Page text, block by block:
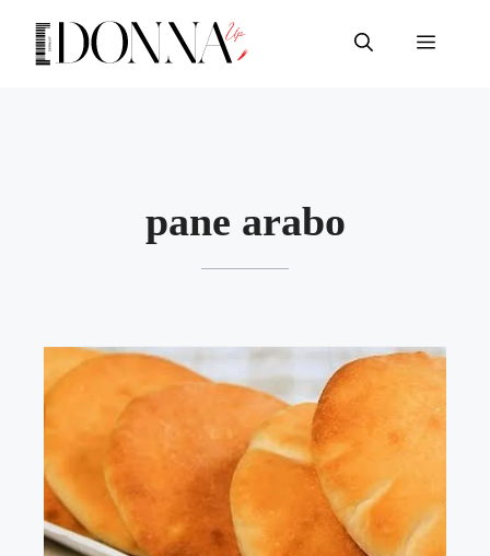
contenuto
Menu
pane arabo